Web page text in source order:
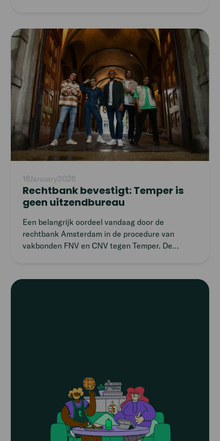
16January2026
Rechtbank bevestigt: Temper is
geen uitzendbureau
Een belangrijk oordeel vandaag door de
rechtbank Amsterdam in de procedure van
vakbonden FNV en CNV tegen Temper. De
werk is, en geen uitzendbureau zoals de bonden
Read
article
Read